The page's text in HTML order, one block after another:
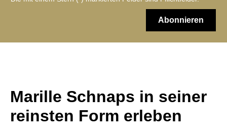
Abonnieren
Marille Schnaps in seiner
reinsten Form erleben